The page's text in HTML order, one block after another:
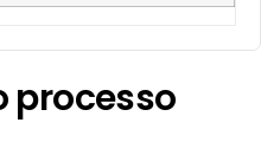
processo